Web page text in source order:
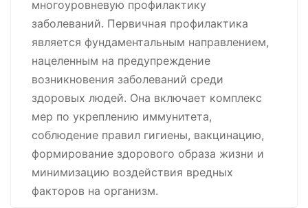
многоуровневую профилактику
заболеваний. Первичная профилактика
является фундаментальным направлением,
нацеленным на предупреждение
возникновения заболеваний среди
здоровых людей. Она включает комплекс
мер по укреплению иммунитета,
соблюдение правил гигиены, вакцинацию,
формирование здорового образа жизни и
минимизацию воздействия вредных
факторов на организм.